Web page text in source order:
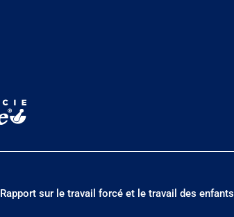
Rapport sur le travail forcé et le travail des enfants